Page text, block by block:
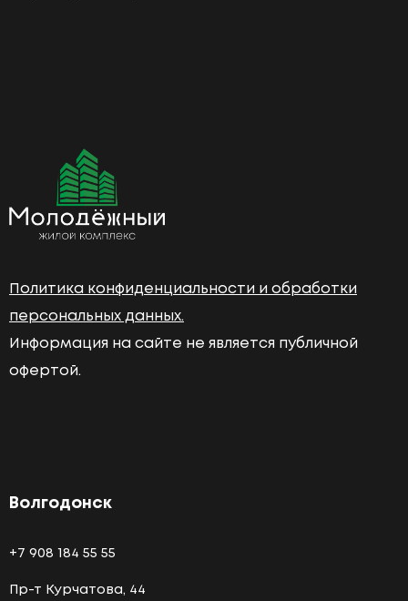
Политика конфиденциальности и обработки
персональных данных.
Информация на сайте не является публичной
офертой.
Волгодонск
+7 908 184 55 55
Пр-т Курчатова, 44